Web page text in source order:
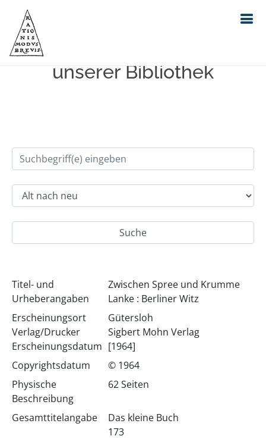
Einfache Suche im Bestand
unserer Bibliothek
Titel- und
Urheberangaben
Zwischen Spree und Krumme
Lanke : Berliner Witz
Erscheinungsort
Verlag/Drucker
Erscheinungsdatum
Gütersloh
Sigbert Mohn Verlag
[1964]
Copyrightsdatum
© 1964
Physische
Beschreibung
62 Seiten
Gesamttitelangabe
Das kleine Buch
173